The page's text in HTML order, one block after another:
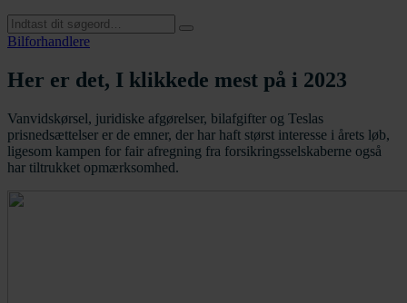
Bilforhandlere
Her er det, I klikkede mest på i 2023
Vanvidskørsel, juridiske afgørelser, bilafgifter og Teslas
prisnedsættelser er de emner, der har haft størst interesse i årets løb,
ligesom kampen for fair afregning fra forsikringsselskaberne også
har tiltrukket opmærksomhed.